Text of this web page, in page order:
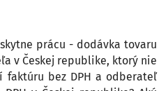
prácu - dodávka tovaru
v Českej republike, ktorý nie
faktúru bez DPH a odberateľ